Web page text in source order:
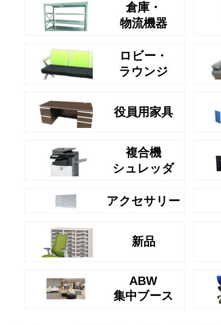
倉庫・
物流機器
ロビー・
ラウンジ
役員用家具
複合機
シュレッダ
アクセサリー
新品
ABW
集中ブース